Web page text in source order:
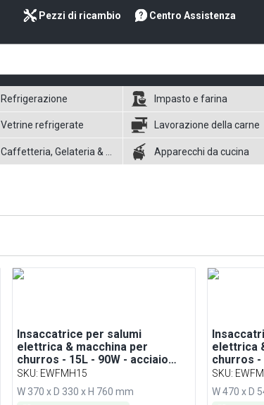
Pezzi di ricambio Centro Assistenza
Refrigerazione Impasto e farina
Vetrine refrigerate Lavorazione della carne
Apparecchi da cucina
Insaccatrice per salumi
elettrica & macchina per
churros - 15L - 90W - acciaio
inox - con comando a pedale & 4
imbuti insaccatori & 3 inserti
per churros
SKU: EWFMH15
W 370 x D 330 x H 760 mm
elettrica
churros -
inox -
imbuti
per
SKU:
W 470 x D